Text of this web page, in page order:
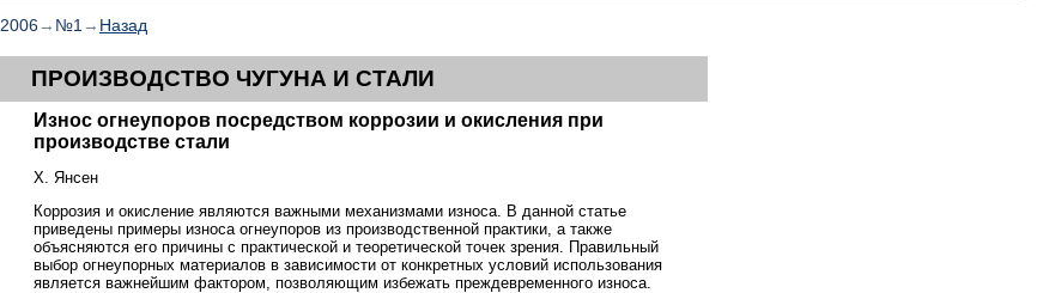
2006→ №1 → Назад
ПРОИЗВОДСТВО ЧУГУНА И СТАЛИ
Износ огнеупоров посредством коррозии и окисления при
производстве стали
Х. Янсен
Коррозия и окисление являются важными механизмами износа. В данной статье
приведены примеры износа огнеупоров из производственной практики, а также
объясняются его причины с практической и теоретической точек зрения. Правильный
выбор огнеупорных материалов в зависимости от конкретных условий использования
является важнейшим фактором, позволяющим избежать преждевременного износа.